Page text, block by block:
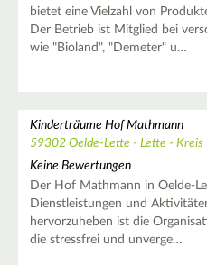
bietet eine Vielzahl von
Der Betrieb ist Mitglied bei
wie "Bioland", "Demeter" u…
Kinderträume Hof Mathmann
59302 Oelde-Lette - Lette - Kreis
Keine Bewertungen
Der Hof Mathmann in Oelde-
Dienstleistungen und
hervorzuheben ist die
die stressfrei und unverge…